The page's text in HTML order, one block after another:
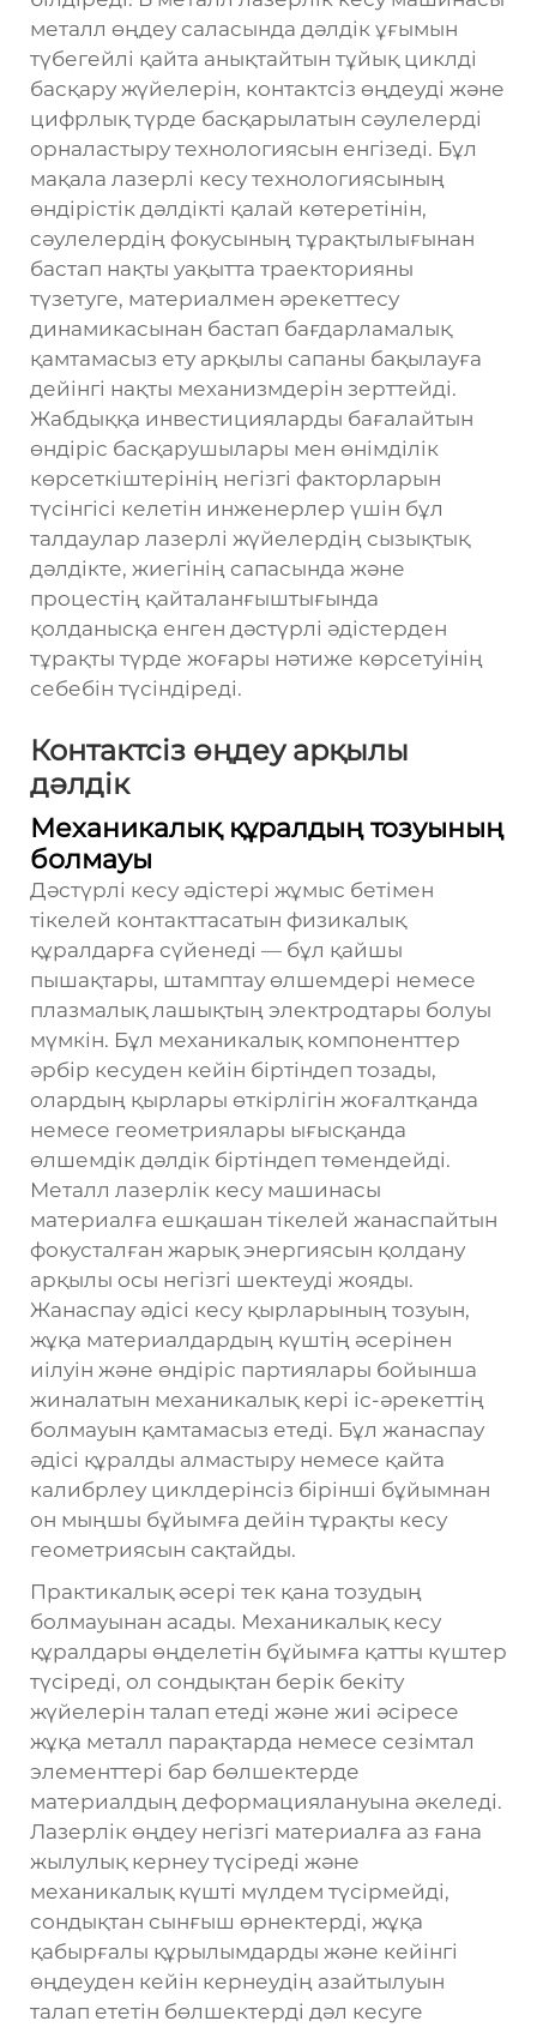
металл өңдеу саласында дәлдік ұғымын
түбегейлі қайта анықтайтын тұйық циклді
басқару жүйелерін, контактсіз өңдеуді және
цифрлық түрде басқарылатын сәулелерді
орналастыру технологиясын енгізеді. Бұл
мақала лазерлі кесу технологиясының
өндірістік дәлдікті қалай көтеретінін,
сәулелердің фокусының тұрақтылығынан
бастап нақты уақытта траекторияны
түзетуге, материалмен әрекеттесу
динамикасынан бастап бағдарламалық
қамтамасыз ету арқылы сапаны бақылауға
дейінгі нақты механизмдерін зерттейді.
Жабдыққа инвестицияларды бағалайтын
өндіріс басқарушылары мен өнімділік
көрсеткіштерінің негізгі факторларын
түсінгісі келетін инженерлер үшін бұл
талдаулар лазерлі жүйелердің сызықтық
дәлдікте, жиегінің сапасында және
процестің қайталанғыштығында
қолданысқа енген дәстүрлі әдістерден
тұрақты түрде жоғары нәтиже көрсетуінің
себебін түсіндіреді.
Контактсіз өңдеу арқылы
дәлдік
Механикалық құралдың тозуының
болмауы
Дәстүрлі кесу әдістері жұмыс бетімен
тікелей контакттасатын физикалық
құралдарға сүйенеді — бұл қайшы
пышақтары, штамптау өлшемдері немесе
плазмалық лашықтың электродтары болуы
мүмкін. Бұл механикалық компоненттер
әрбір кесуден кейін біртіндеп тозады,
олардың қырлары өткірлігін жоғалтқанда
немесе геометриялары ығысқанда
өлшемдік дәлдік біртіндеп төмендейді.
Металл лазерлік кесу машинасы
материалға ешқашан тікелей жанаспайтын
фокусталған жарық энергиясын қолдану
арқылы осы негізгі шектеуді жояды.
Жанаспау әдісі кесу қырларының тозуын,
жұқа материалдардың күштің әсерінен
иілуін және өндіріс партиялары бойынша
жиналатын механикалық кері іс-әрекеттің
болмауын қамтамасыз етеді. Бұл жанаспау
әдісі құралды алмастыру немесе қайта
калибрлеу циклдерінсіз бірінші бұйымнан
он мыңшы бұйымға дейін тұрақты кесу
геометриясын сақтайды.
Практикалық әсері тек қана тозудың
болмауынан асады. Механикалық кесу
құралдары өңделетін бұйымға қатты күштер
түсіреді, ол сондықтан берік бекіту
жүйелерін талап етеді және жиі әсіресе
жұқа металл парақтарда немесе сезімтал
элементтері бар бөлшектерде
материалдың деформациялануына әкеледі.
Лазерлік өңдеу негізгі материалға аз ғана
жылулық кернеу түсіреді және
механикалық күшті мүлдем түсірмейді,
сондықтан сынғыш өрнектерді, жұқа
қабырғалы құрылымдарды және кейінгі
өңдеуден кейін кернеудің азайтылуын
талап ететін бөлшектерді дәл кесуге